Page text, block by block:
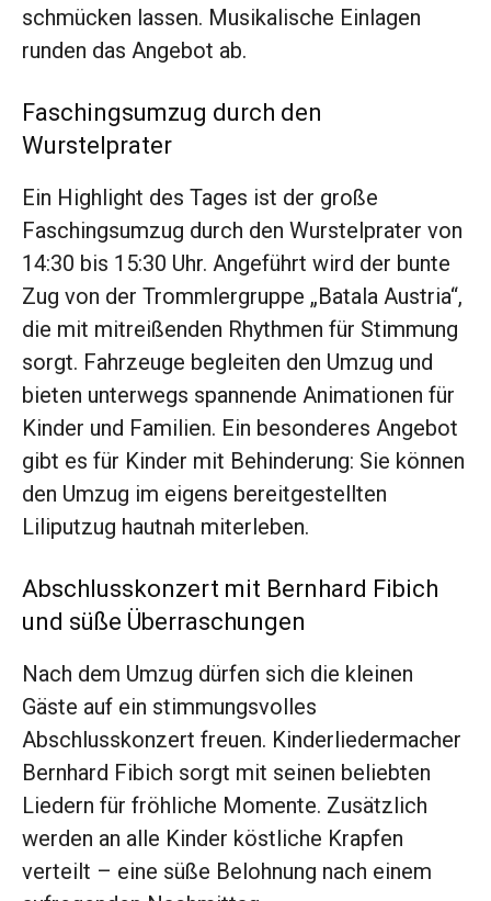
schmücken lassen. Musikalische Einlagen
runden das Angebot ab.
Faschingsumzug durch den
Wurstelprater
Ein Highlight des Tages ist der große
Faschingsumzug durch den Wurstelprater von
14:30 bis 15:30 Uhr. Angeführt wird der bunte
Zug von der Trommlergruppe „Batala Austria“,
die mit mitreißenden Rhythmen für Stimmung
sorgt. Fahrzeuge begleiten den Umzug und
bieten unterwegs spannende Animationen für
Kinder und Familien. Ein besonderes Angebot
gibt es für Kinder mit Behinderung: Sie können
den Umzug im eigens bereitgestellten
Liliputzug hautnah miterleben.
Abschlusskonzert mit Bernhard Fibich
und süße Überraschungen
Nach dem Umzug dürfen sich die kleinen
Gäste auf ein stimmungsvolles
Abschlusskonzert freuen. Kinderliedermacher
Bernhard Fibich sorgt mit seinen beliebten
Liedern für fröhliche Momente. Zusätzlich
werden an alle Kinder köstliche Krapfen
verteilt – eine süße Belohnung nach einem